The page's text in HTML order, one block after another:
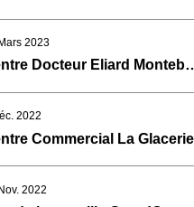
2023
Centre Docteur
2022
Commercial La Glacerie
2022